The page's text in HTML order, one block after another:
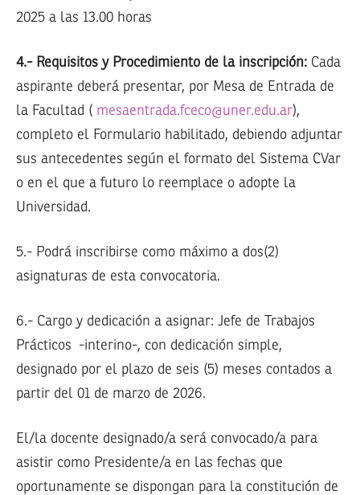
2025 a las 13.00 horas
4.- Requisitos y Procedimiento de la inscripción: Cada
aspirante deberá presentar, por Mesa de Entrada de
la Facultad ( mesaentrada.fceco@uner.edu.ar),
completo el Formulario habilitado, debiendo adjuntar
sus antecedentes según el formato del Sistema CVar
o en el que a futuro lo reemplace o adopte la
Universidad.
5.- Podrá inscribirse como máximo a dos(2)
asignaturas de esta convocatoria.
6.- Cargo y dedicación a asignar: Jefe de Trabajos
Prácticos -interino-, con dedicación simple,
designado por el plazo de seis (5) meses contados a
partir del 01 de marzo de 2026.
El/la docente designado/a será convocado/a para
asistir como Presidente/a en las fechas que
oportunamente se dispongan para la constitución de